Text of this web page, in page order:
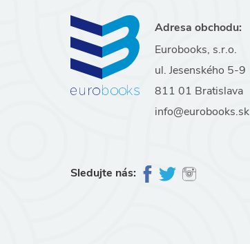
Adresa obchodu:
Eurobooks, s.r.o.
ul. Jesenského 5-9
811 01 Bratislava
info@eurobooks.sk
Sledujte nás: